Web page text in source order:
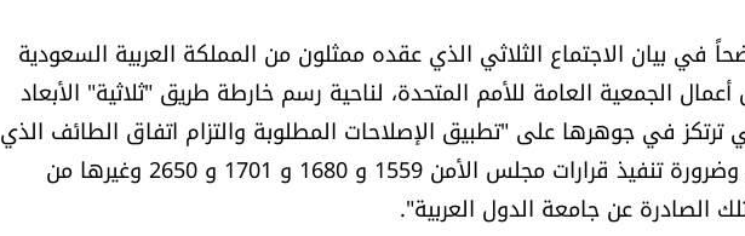
في بيان الاجتماع الثلاثي الذي عقده ممثلون من المملكة العربية السعودية
الجمعية العامة للأمم المتحدة، لناحية رسم خارطة طريق "ثلاثية" الأبعاد
ترتكز في جوهرها على "تطبيق الإصلاحات المطلوبة والتزام اتفاق الطائف الذي
يحفظ الوحدة الوطنية والسلم الأهلي وضرورة تنفيذ قرارات مجلس الأمن 1559 و 1680 و 1701 و 2650 وغيرها من
الصادرة عن جامعة الدول العربية".